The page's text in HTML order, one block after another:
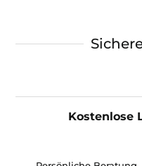
Kostenlose